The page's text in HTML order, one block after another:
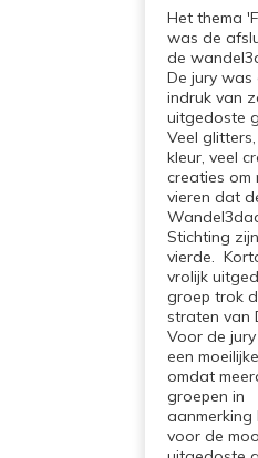
Het thema
was de
de
De jury was
indruk van
uitgedoste
Veel
kleur, veel
creaties om
vieren dat
Stichting
vierde.
vrolijk
groep trok
straten van
Voor de
een
omdat
groepen in
aanmerking
voor de